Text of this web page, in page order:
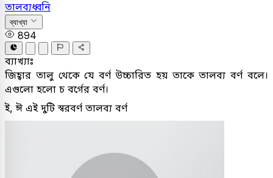
তালব্যধ্বনি
ব্যাখ্যা
894
ব্যাখ্যাঃ
জিহ্বার তালু থেকে যে বর্ণ উচ্চারিত হয় তাকে তালব্য বর্ণ বলে।
এগুলো হলো চ বর্গের বর্ণ।
ই, ঈ এই দুটি স্বরবর্ণ তালব্য বর্ণ